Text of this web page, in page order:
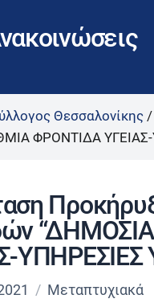
Θεσσαλονίκης /
ΦΡΟΝΤΙΔΑ ΥΓΕΙΑΣ-
ΥΠΗΡΕΣΙΕΣ
Μεταπτυχιακά